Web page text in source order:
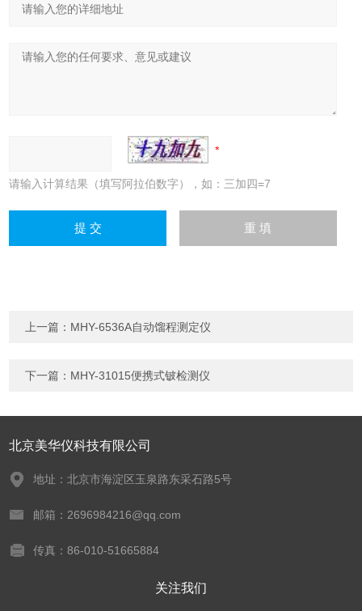
请输入计算结果（填写阿拉伯数字），如：三加四=7
上一篇： MHY-6536A自动馏程测定仪
下一篇： MHY-31015便携式铍检测仪
北京美华仪科技有限公司
地址：北京市海淀区玉泉路东采石路5号
邮箱：2696984216@qq.com
传真：86-010-51665884
关注我们